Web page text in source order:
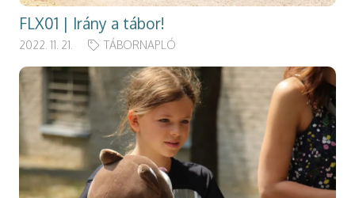
FLX01 | Irány a tábor!
2022. 11. 21. TÁBORNAPLÓ